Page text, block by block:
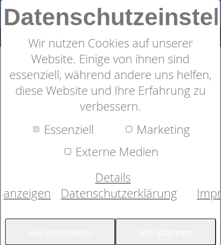
Wir nutzen Cookies auf unserer
Website. Einige von ihnen sind
essenziell, während andere uns helfen,
diese Website und Ihre Erfahrung zu
verbessern.
Essenziell
Marketing
Externe Medien
Details
anzeigen
Datenschutzerklärung
Esel Waschfigur von
Morgenstern